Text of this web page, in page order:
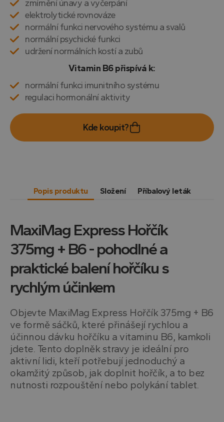
zmírnění únavy a vyčerpání
elektrolytické rovnováze
normální funkci nervového systému a svalů
normální psychické funkci
udržení normálních kostí a zubů
Vitamin B6 přispívá k:
normální funkci imunitního systému
regulaci hormonální aktivity
Kde koupit?
Popis produktu Složení Příbalový leták
MaxiMag Express Hořčík
375mg + B6 - pohodlné a
praktické balení hořčíku s
rychlým účinkem
Objevte MaxiMag Express Hořčík 375mg + B6
ve formě sáčků, které přinášejí rychlou a
účinnou dávku hořčíku a vitaminu B6, kamkoli
jdete. Tento doplněk stravy je ideální pro
aktivní lidi, kteří potřebují jednoduchý a
okamžitý způsob, jak doplnit hořčík, a to bez
nutnosti rozpouštění nebo polykání tablet.